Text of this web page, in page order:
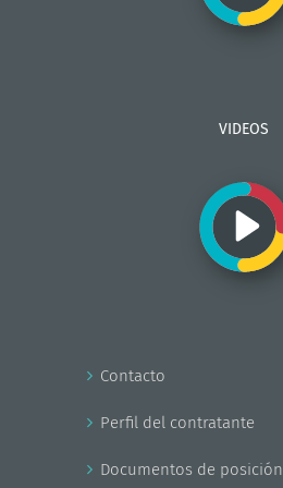
VIDEOS
Contacto
Perfil del contratante
Documentos de posición